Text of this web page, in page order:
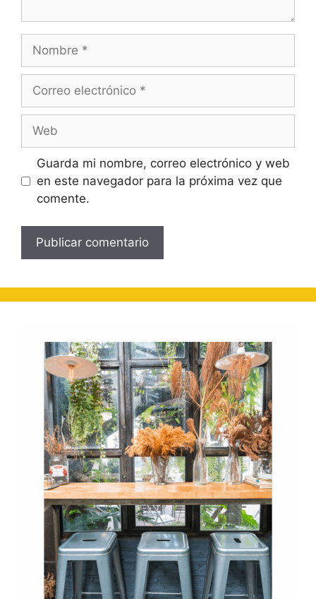
Nombre
Correo
Web
Guarda mi nombre, correo electrónico y web
en este navegador para la próxima vez que
comente.